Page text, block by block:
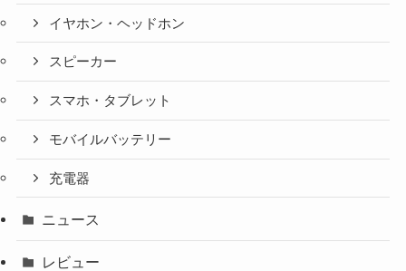
イヤホン・ヘッドホン
スピーカー
スマホ・タブレット
モバイルバッテリー
充電器
ニュース
レビュー